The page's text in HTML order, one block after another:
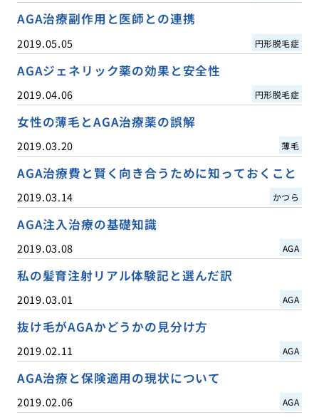
AGA治療副作用と医師との連携
2019.05.05 円形脱毛症
AGAジェネリック薬の効果と安全性
2019.04.06 円形脱毛症
女性の薄毛とAGA治療薬の誤解
2019.03.20 薄毛
AGA治療費と賢く向き合うために知っておくこと
2019.03.14 かつら
AGA注入治療の基礎知識
2019.03.08 AGA
私の髪育注射リアル体験記と選んだ訳
2019.03.01 AGA
抜け毛がAGAかどうかの見分け方
2019.02.11 AGA
AGA治療と保険適用の現状について
2019.02.06 AGA